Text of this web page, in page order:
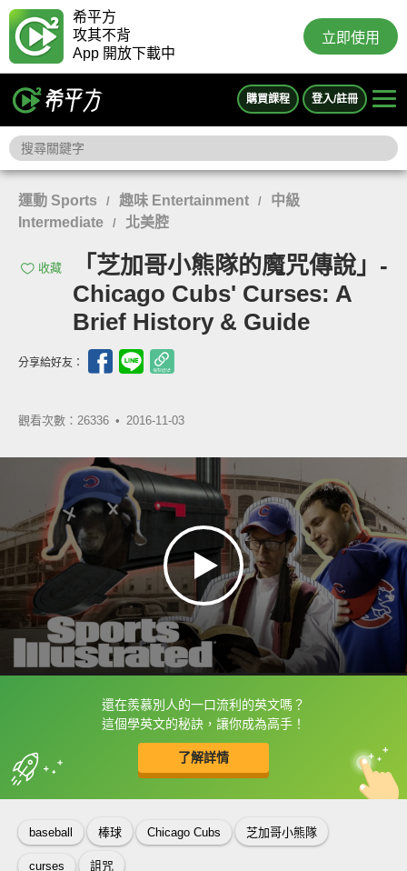
希平方
攻其不背
App 開放下載中
立即使用
購買課程 登入/註冊
運動 Sports / 趣味 Entertainment /
中級
Intermediate
/ 北美腔
收藏
「芝加哥小熊隊的魔咒傳說」-
Chicago Cubs' Curses: A
Brief History & Guide
分享給好友：
觀看次數：26336 • 2016-11-03
還在羨慕別人的一口流利的英文嗎？
這個學英文的秘訣，讓你成為高手！
了解詳情
框選或點兩下字幕可以直接查字典喔！
收錄佳句 中
英
baseball 棒球 Chicago Cubs 芝加哥小熊隊
curses 詛咒